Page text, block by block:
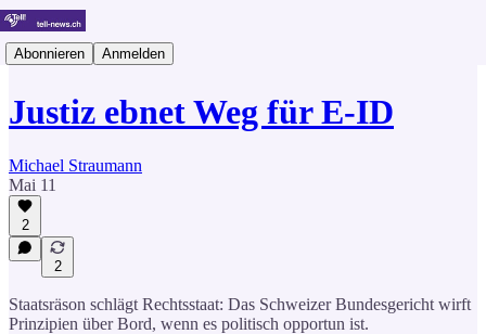
Abonnieren Anmelden
Justiz ebnet Weg für E-ID
Michael Straumann
Mai 11
2
2
Staatsräson schlägt Rechtsstaat: Das Schweizer Bundesgericht wirft
Prinzipien über Bord, wenn es politisch opportun ist.